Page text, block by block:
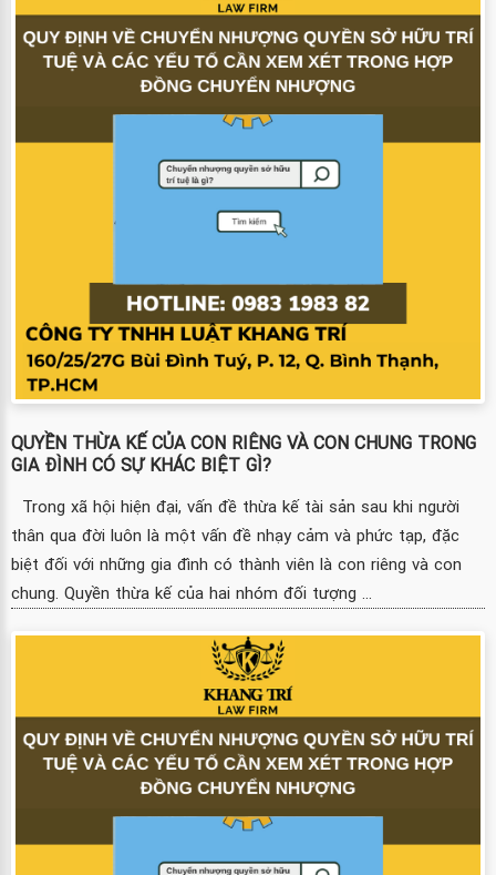
QUYỀN THỪA KẾ CỦA CON RIÊNG VÀ CON CHUNG TRONG
GIA ĐÌNH CÓ SỰ KHÁC BIỆT GÌ?
Trong xã hội hiện đại, vấn đề thừa kế tài sản sau khi người
thân qua đời luôn là một vấn đề nhạy cảm và phức tạp, đặc
biệt đối với những gia đình có thành viên là con riêng và con
chung. Quyền thừa kế của hai nhóm đối tượng ...